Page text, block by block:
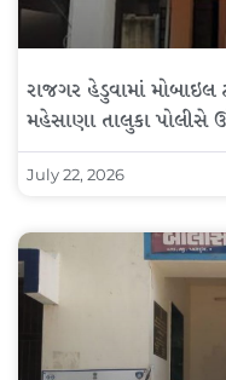
રાજગર હેડુવામાં મોબાઇલ
મહેસાણા તાલુકા પોલીસે
July 22, 2026